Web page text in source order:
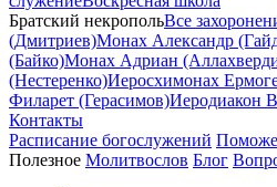
Братский некропольВсе
(Дмитриев)Монах Александр
(Байко)Монах Адриан
(Нестеренко)Иеросхимонах
Филарет (Герасимов)Иеродиакон
Контакты
Расписание богослужений
Полезное Молитвослов Блог